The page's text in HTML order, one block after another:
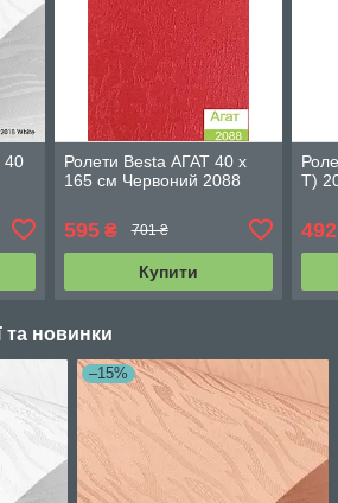
40
Ролети Besta АГАТ 40 х
165 см Червоний 2088
595₴ 701 ₴
Купити
T)
492
та новинки
–15%